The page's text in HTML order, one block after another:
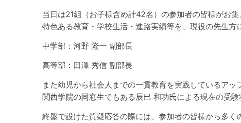
当日は21組（お子様含め計42名）の参加者の皆様がお
特色ある教育・学校生活・進路実績等を、現役の先生方
中学部：河野 隆一 副部長
高等部：田澤 秀信 副部長
また幼児から社会人までの一貫教育を実践しているア
関西学院の同窓生でもある辰巳 和功氏による現在の受験
終盤で設けた質疑応答の際には、参加者の皆様から多